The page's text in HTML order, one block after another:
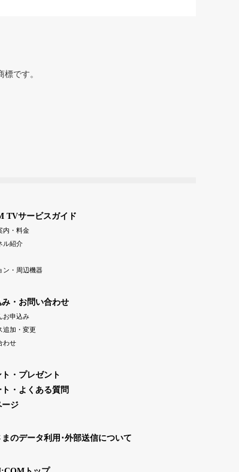
です。
TVサービスガイド
内・料金
ル紹介
ン・周辺機器
み・お問い合わせ
お申込み
追加・変更
わせ
ト・プレゼント
・よくある質問
ージ
まのデータ利用･外部送信について